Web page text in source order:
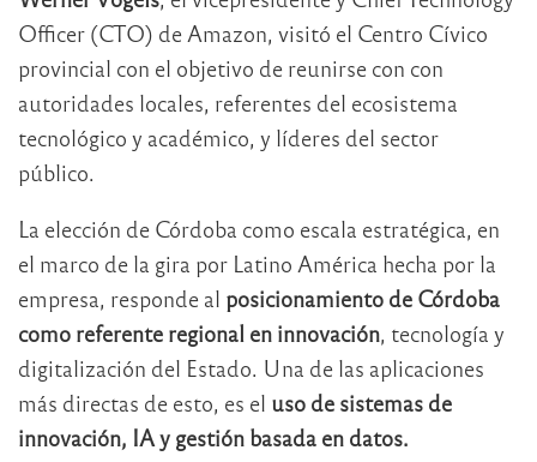
Officer (CTO) de Amazon, visitó el Centro Cívico
provincial con el objetivo de reunirse con con
autoridades locales, referentes del ecosistema
tecnológico y académico, y líderes del sector
público.
La elección de Córdoba como escala estratégica, en
el marco de la gira por Latino América hecha por la
empresa, responde al posicionamiento de Córdoba
como referente regional en innovación, tecnología y
digitalización del Estado. Una de las aplicaciones
más directas de esto, es el uso de sistemas de
innovación, IA y gestión basada en datos.